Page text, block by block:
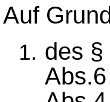
Auf
des